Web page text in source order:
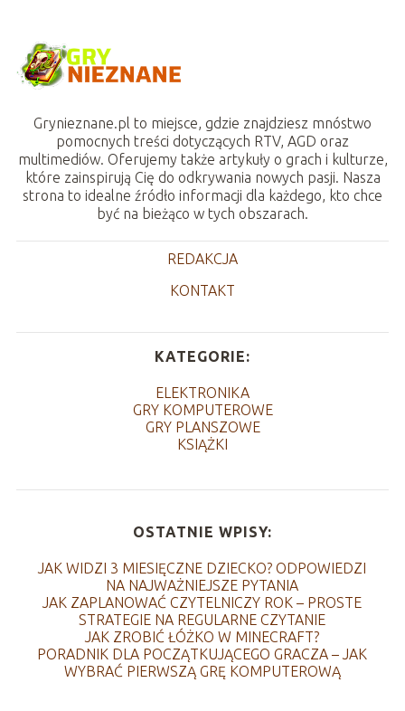
Grynieznane.pl to miejsce, gdzie znajdziesz mnóstwo
pomocnych treści dotyczących RTV, AGD oraz
multimediów. Oferujemy także artykuły o grach i kulturze,
które zainspirują Cię do odkrywania nowych pasji. Nasza
strona to idealne źródło informacji dla każdego, kto chce
być na bieżąco w tych obszarach.
REDAKCJA
KONTAKT
KATEGORIE:
ELEKTRONIKA
GRY KOMPUTEROWE
GRY PLANSZOWE
KSIĄŻKI
OSTATNIE WPISY:
JAK WIDZI 3 MIESIĘCZNE DZIECKO? ODPOWIEDZI
NA NAJWAŻNIEJSZE PYTANIA
JAK ZAPLANOWAĆ CZYTELNICZY ROK – PROSTE
STRATEGIE NA REGULARNE CZYTANIE
JAK ZROBIĆ ŁÓŻKO W MINECRAFT?
PORADNIK DLA POCZĄTKUJĄCEGO GRACZA – JAK
WYBRAĆ PIERWSZĄ GRĘ KOMPUTEROWĄ